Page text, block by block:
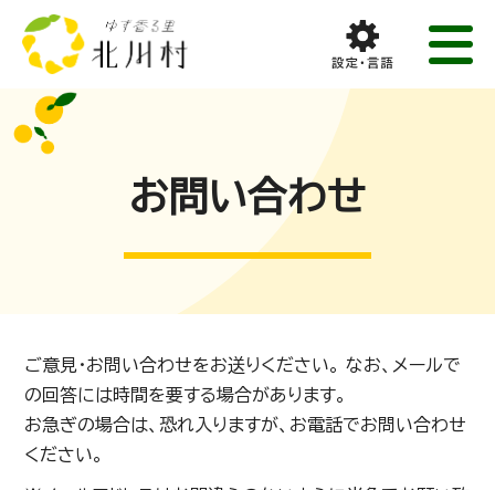
お問い合わせ
ご意見・お問い合わせをお送りください。 なお、メールで
の回答には時間を要する場合があります。
お急ぎの場合は、恐れ入りますが、お電話でお問い合わせ
ください。